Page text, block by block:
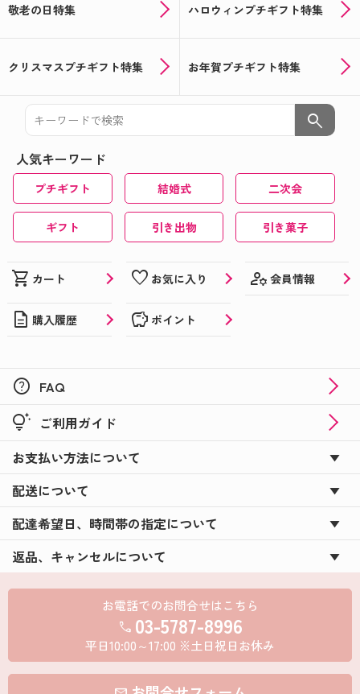
敬老の日特集 ハロウィンプチギフト特集
クリスマスプチギフト特集 お年賀プチギフト特集
search
人気キーワード
プチギフト 結婚式 二次会
ギフト 引き出物 引き菓子
shopping_cart カート favorite お気に入り manage_accounts 会員情報
description 購入履歴 savings ポイント
help FAQ
tips_and_updates ご利用ガイド
お支払い方法について
配送について
配達希望日、時間帯の指定について
返品、キャンセルについて
お電話でのお問合せはこちら
call 03-5787-8996
平日10:00～17:00 ※土日祝日お休み